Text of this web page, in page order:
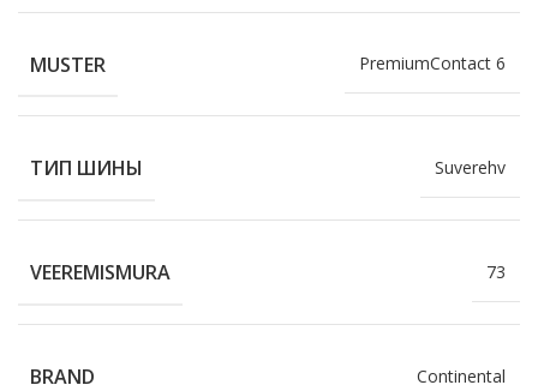
MUSTER PremiumContact 6
ТИП ШИНЫ Suverehv
VEEREMISMURA 73
BRAND Continental